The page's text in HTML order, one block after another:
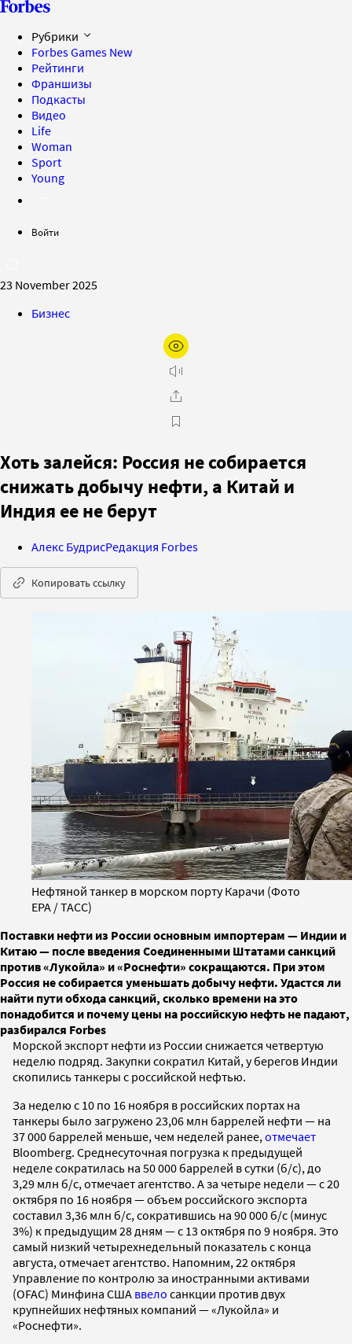
Рубрики
Forbes Games New
Рейтинги
Франшизы
Подкасты
Видео
Life
Woman
Sport
Young
Войти
23 November 2025
Бизнес
Хоть залейся: Россия не собирается
снижать добычу нефти, а Китай и
Индия ее не берут
Алекс БудрисРедакция Forbes
Копировать ссылку
Нефтяной танкер в морском порту Карачи (Фото
EPA / ТАСС)
Поставки нефти из России основным импортерам — Индии и
Китаю — после введения Соединенными Штатами санкций
против «Лукойла» и «Роснефти» сокращаются. При этом
Россия не собирается уменьшать добычу нефти. Удастся ли
найти пути обхода санкций, сколько времени на это
понадобится и почему цены на российскую нефть не падают,
разбирался Forbes
Морской экспорт нефти из России снижается четвертую
неделю подряд. Закупки сократил Китай, у берегов Индии
скопились танкеры с российской нефтью.
За неделю с 10 по 16 ноября в российских портах на
танкеры было загружено 23,06 млн баррелей нефти — на
37 000 баррелей меньше, чем неделей ранее, отмечает
Bloomberg. Среднесуточная погрузка к предыдущей
неделе сократилась на 50 000 баррелей в сутки (б/с), до
3,29 млн б/с, отмечает агентство. А за четыре недели — с 20
октября по 16 ноября — объем российского экспорта
составил 3,36 млн б/с, сократившись на 90 000 б/с (минус
3%) к предыдущим 28 дням — с 13 октября по 9 ноября. Это
самый низкий четырехнедельный показатель с конца
августа, отмечает агентство. Напомним, 22 октября
Управление по контролю за иностранными активами
(OFAC) Минфина США ввело санкции против двух
крупнейших нефтяных компаний — «Лукойла» и
«Роснефти».